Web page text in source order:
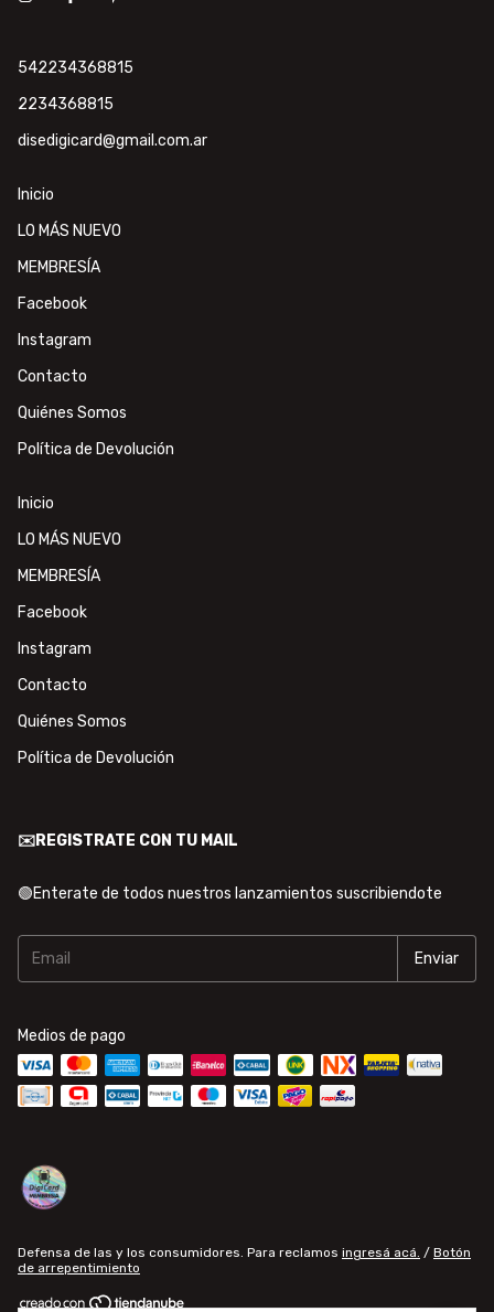
542234368815
2234368815
disedigicard@gmail.com.ar
Inicio
LO MÁS NUEVO
MEMBRESÍA
Facebook
Instagram
Contacto
Quiénes Somos
Política de Devolución
Inicio
LO MÁS NUEVO
MEMBRESÍA
Facebook
Instagram
Contacto
Quiénes Somos
Política de Devolución
✉️REGISTRATE CON TU MAIL
🟢Enterate de todos nuestros lanzamientos suscribiendote
Medios de pago
Defensa de las y los consumidores. Para reclamos ingresá acá. / Botón
de arrepentimiento